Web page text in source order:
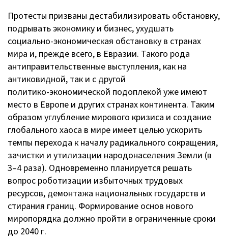
Протесты призваны дестабилизировать обстановку,
подрывать экономику и бизнес, ухудшать
социально-экономическая обстановку в странах
мира и, прежде всего, в Евразии. Такого рода
антиправительственные выступления, как на
антиковидной, так и с другой
политико-экономической подоплекой уже имеют
место в Европе и других странах континента. Таким
образом углубление мирового кризиса и создание
глобального хаоса в мире имеет целью ускорить
темпы перехода к началу радикального сокращения,
зачистки и утилизации народонаселения Земли (в
3–4 раза). Одновременно планируется решать
вопрос роботизации избыточных трудовых
ресурсов, демонтажа национальных государств и
стирания границ. Формирование основ нового
миропорядка должно пройти в ограниченные сроки
до 2040 г.